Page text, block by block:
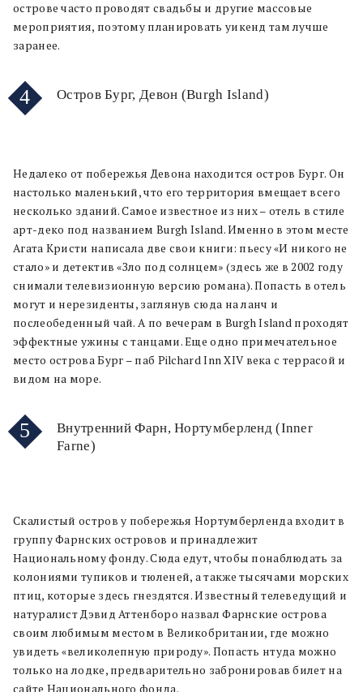
острове часто проводят свадьбы и другие массовые
мероприятия, поэтому планировать уикенд там лучше
заранее.
4 Остров Бург, Девон (Burgh Island)
Недалеко от побережья Девона находится остров Бург. Он
настолько маленький, что его территория вмещает всего
несколько зданий. Самое известное из них – отель в стиле
арт-деко под названием Burgh Island. Именно в этом месте
Агата Кристи написала две свои книги: пьесу «И никого не
стало» и детектив «Зло под солнцем» (здесь же в 2002 году
снимали телевизионную версию романа). Попасть в отель
могут и нерезиденты, заглянув сюда на ланч и
послеобеденный чай. А по вечерам в Burgh Island проходят
эффектные ужины с танцами. Еще одно примечательное
место острова Бург – паб Pilchard Inn XIV века с террасой и
видом на море.
5
Внутренний Фарн, Нортумберленд (Inner
Farne)
Скалистый остров у побережья Нортумберленда входит в
группу Фарнских островов и принадлежит
Национальному фонду. Сюда едут, чтобы понаблюдать за
колониями тупиков и тюленей, а также тысячами морских
птиц, которые здесь гнездятся. Известный телеведущий и
натуралист Дэвид Аттенборо назвал Фарнские острова
своим любимым местом в Великобритании, где можно
увидеть «великолепную природу». Попасть нтуда можно
только на лодке, предварительно забронировав билет на
сайте Национального фонда.